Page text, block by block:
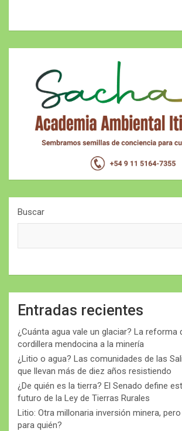
Buscar
Entradas recientes
¿Cuánta agua vale un glaciar? La reforma
cordillera mendocina a la minería
¿Litio o agua? Las comunidades de las
que llevan más de diez años resistiendo
¿De quién es la tierra? El Senado define
futuro de la Ley de Tierras Rurales
Litio: Otra millonaria inversión minera,
para quién?